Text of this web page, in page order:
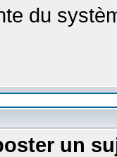
du
un